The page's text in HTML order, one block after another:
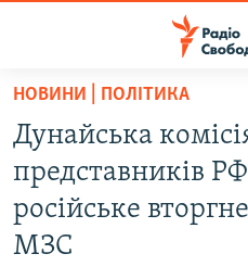
Перейти
основного
матеріалу
Перейти
до
основної
ВСЕ ЗА ДОБУ
СТАТТІ
ПОЛІТИКА
ВІЙНА
НОВИНИ | ПОЛІТИКА
Дунайська
представників РФ
російське
МЗС